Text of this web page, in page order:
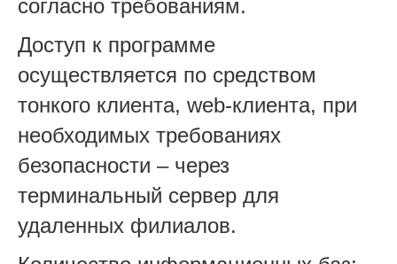
согласно требованиям.
Доступ к программе
осуществляется по средством
тонкого клиента, web-клиента, при
необходимых требованиях
безопасности – через
терминальный сервер для
удаленных филиалов.